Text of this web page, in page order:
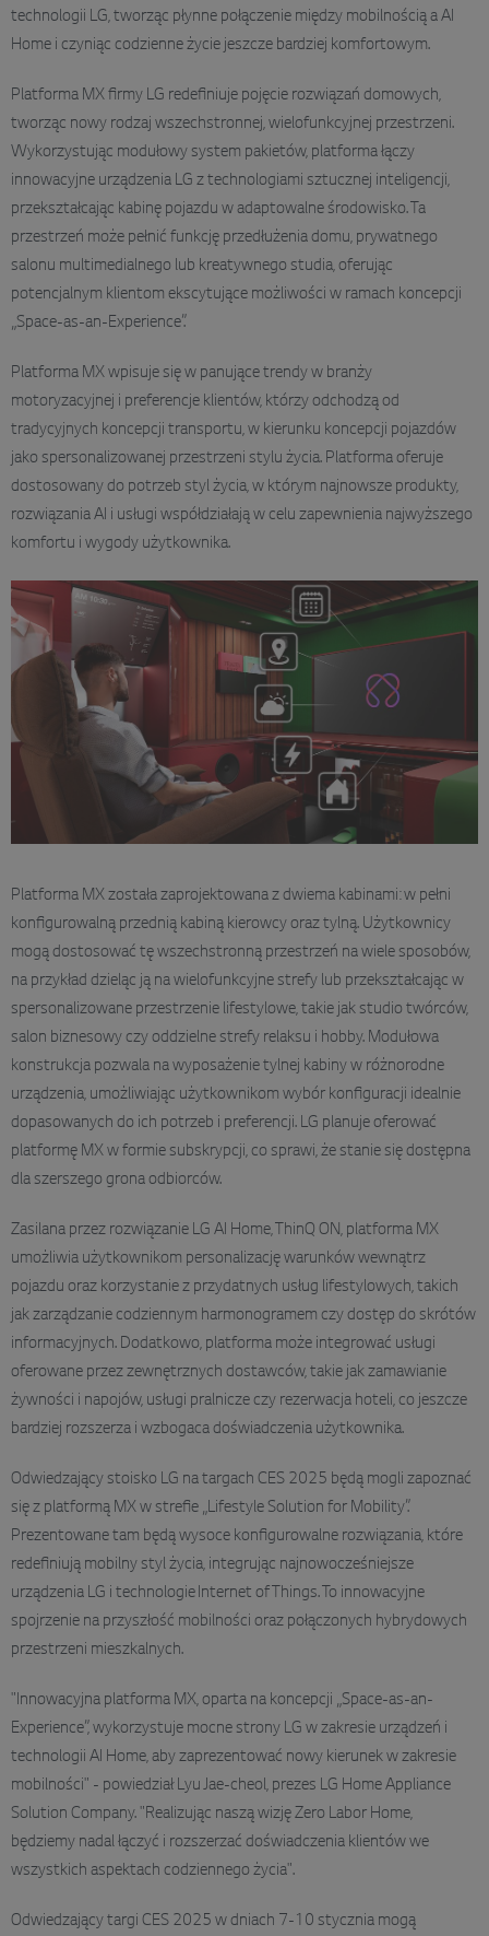
technologii LG, tworząc płynne połączenie między mobilnością a AI
Home i czyniąc codzienne życie jeszcze bardziej komfortowym.
Platforma MX firmy LG redefiniuje pojęcie rozwiązań domowych,
tworząc nowy rodzaj wszechstronnej, wielofunkcyjnej przestrzeni.
Wykorzystując modułowy system pakietów, platforma łączy
innowacyjne urządzenia LG z technologiami sztucznej inteligencji,
przekształcając kabinę pojazdu w adaptowalne środowisko. Ta
przestrzeń może pełnić funkcję przedłużenia domu, prywatnego
salonu multimedialnego lub kreatywnego studia, oferując
potencjalnym klientom ekscytujące możliwości w ramach koncepcji
„Space-as-an-Experience”.
Platforma MX wpisuje się w panujące trendy w branży
motoryzacyjnej i preferencje klientów, którzy odchodzą od
tradycyjnych koncepcji transportu, w kierunku koncepcji pojazdów
jako spersonalizowanej przestrzeni stylu życia. Platforma oferuje
dostosowany do potrzeb styl życia, w którym najnowsze produkty,
rozwiązania AI i usługi współdziałają w celu zapewnienia najwyższego
komfortu i wygody użytkownika.
Platforma MX została zaprojektowana z dwiema kabinami: w pełni
konfigurowalną przednią kabiną kierowcy oraz tylną. Użytkownicy
mogą dostosować tę wszechstronną przestrzeń na wiele sposobów,
na przykład dzieląc ją na wielofunkcyjne strefy lub przekształcając w
spersonalizowane przestrzenie lifestylowe, takie jak studio twórców,
salon biznesowy czy oddzielne strefy relaksu i hobby. Modułowa
konstrukcja pozwala na wyposażenie tylnej kabiny w różnorodne
urządzenia, umożliwiając użytkownikom wybór konfiguracji idealnie
dopasowanych do ich potrzeb i preferencji. LG planuje oferować
platformę MX w formie subskrypcji, co sprawi, że stanie się dostępna
dla szerszego grona odbiorców.
Zasilana przez rozwiązanie LG AI Home, ThinQ ON, platforma MX
umożliwia użytkownikom personalizację warunków wewnątrz
pojazdu oraz korzystanie z przydatnych usług lifestylowych, takich
jak zarządzanie codziennym harmonogramem czy dostęp do skrótów
informacyjnych. Dodatkowo, platforma może integrować usługi
oferowane przez zewnętrznych dostawców, takie jak zamawianie
żywności i napojów, usługi pralnicze czy rezerwacja hoteli, co jeszcze
bardziej rozszerza i wzbogaca doświadczenia użytkownika.
Odwiedzający stoisko LG na targach CES 2025 będą mogli zapoznać
się z platformą MX w strefie „Lifestyle Solution for Mobility”.
Prezentowane tam będą wysoce konfigurowalne rozwiązania, które
redefiniują mobilny styl życia, integrując najnowocześniejsze
urządzenia LG i technologie Internet of Things. To innowacyjne
spojrzenie na przyszłość mobilności oraz połączonych hybrydowych
przestrzeni mieszkalnych.
"Innowacyjna platforma MX, oparta na koncepcji „Space-as-an-
Experience”, wykorzystuje mocne strony LG w zakresie urządzeń i
technologii AI Home, aby zaprezentować nowy kierunek w zakresie
mobilności" - powiedział Lyu Jae-cheol, prezes LG Home Appliance
Solution Company. "Realizując naszą wizję Zero Labor Home,
będziemy nadal łączyć i rozszerzać doświadczenia klientów we
wszystkich aspektach codziennego życia".
Odwiedzający targi CES 2025 w dniach 7-10 stycznia mogą